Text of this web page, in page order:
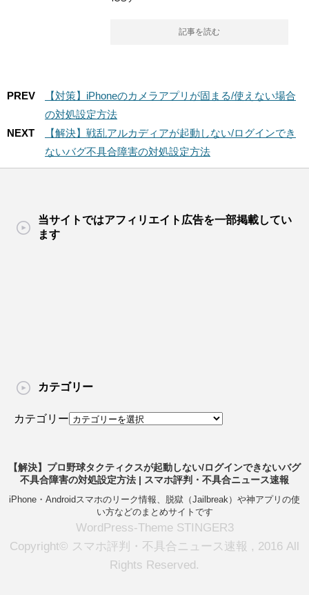
記事を読む
PREV
【対策】iPhoneのカメラアプリが固まる/使えない場合
の対処設定方法
NEXT
【解決】戦乱アルカディアが起動しない/ログインでき
ないバグ不具合障害の対処設定方法
当サイトではアフィリエイト広告を一部掲載してい
ます
カテゴリー
カテゴリー
【解決】プロ野球タクティクスが起動しない/ログインできないバグ
不具合障害の対処設定方法 | スマホ評判・不具合ニュース速報
iPhone・Androidスマホのリーク情報、脱獄（Jailbreak）や神アプリの使
い方などのまとめサイトです
WordPress-Theme STINGER3
Copyright© スマホ評判・不具合ニュース速報 , 2016 All
Rights Reserved.